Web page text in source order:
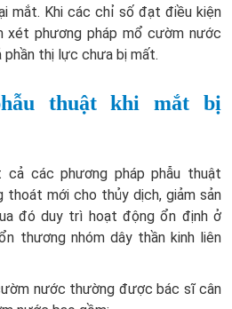
mắt. Khi các chỉ số đạt điều kiện
xét phương pháp mổ cườm nước
phần thị lực chưa bị mất.
thuật khi mắt bị
các phương pháp phẫu thuật
mới cho thủy dịch, giảm sản
đó duy trì hoạt động ổn định ở
thương nhóm dây thần kinh liên
nước thường được bác sĩ cân